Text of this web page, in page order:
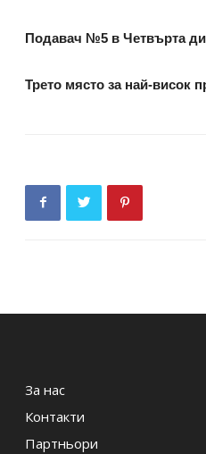
Подавач №5 в Четвърта
Трето място за най-висок
За нас
Контакти
Партньори